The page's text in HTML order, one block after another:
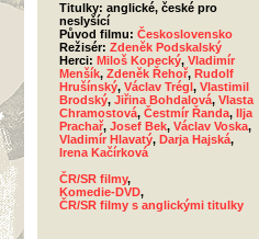
Titulky: anglické, české pro
neslyšící
Původ filmu: Československo
Režisér: Zdeněk Podskalský
Herci: Miloš Kopecký, Vladimír
Menšík, Zdeněk Řehoř, Rudolf
Hrušínský, Václav Trégl, Vlastimil
Brodský, Jiřina Bohdalová, Vlasta
Chramostová, Čestmír Řanda, Ilja
Prachař, Josef Bek, Václav Voska,
Vladimír Hlavatý, Darja Hajská,
Irena Kačírková
ČR/SR filmy,
Komedie-DVD,
ČR/SR filmy s anglickými titulky